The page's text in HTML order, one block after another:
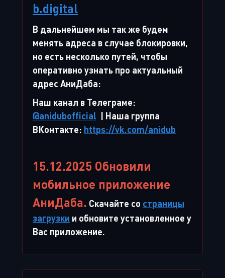
b.digital
В дальнейшем мы так же будем
менять адреса в случае блокировки,
но есть несколько путей, чтобы
оперативно узнать про актуальный
адрес АниДаба:
Наш канал в Телеграме:
@anidubofficial | Наша группа
ВКонтакте: https://vk.com/anidub
15.12.2025 Обновили
мобильное приложение
АниДаба. Скачайте со страницы
загрузки и обновите установленное у
Вас приложение.